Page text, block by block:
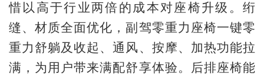
惜以高于行业两倍的成本对座椅升级。绗
缝、材质全面优化，副驾零重力座椅一键零
重力舒躺及收起、通风、按摩、加热功能拉
满，为用户带来满配舒享体验。后排座椅能